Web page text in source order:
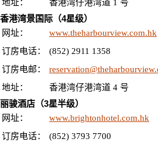
地址：
香港湾仔港湾道 1 号
香港湾景国际（4星级）
网址：
www.theharbourview.com.hk
订房电话：
(852) 2911 1358
订房电邮：
地址：
香港湾仔港湾道 4 号
丽骏酒店（3星半级）
网址：
www.brightonhotel.com.hk
订房电话：
(852) 3793 7700